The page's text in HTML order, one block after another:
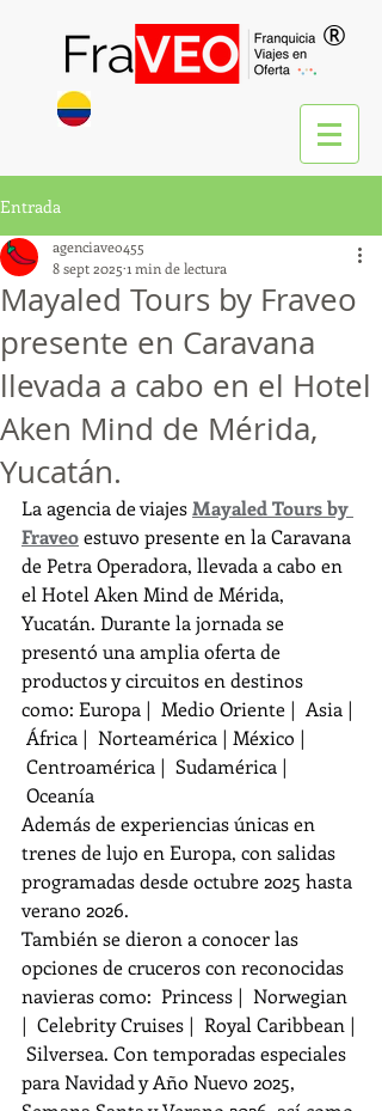
®
Entrada
Mayaled Tours by Fraveo
presente en Caravana
llevada a cabo en el Hotel
Aken Mind de Mérida,
Yucatán.
agenciaveo455
8 sept 2025 1 min de lectura
La agencia de viajes Mayaled Tours by
Fraveo estuvo presente en la Caravana
de Petra Operadora, llevada a cabo en
el Hotel Aken Mind de Mérida,
Yucatán. Durante la jornada se
presentó una amplia oferta de
productos y circuitos en destinos
como: Europa |  Medio Oriente |  Asia |
África |  Norteamérica | México |
Centroamérica |  Sudamérica |
Oceanía
Además de experiencias únicas en
trenes de lujo en Europa, con salidas
programadas desde octubre 2025 hasta
verano 2026.
También se dieron a conocer las
opciones de cruceros con reconocidas
navieras como:  Princess |  Norwegian
|  Celebrity Cruises |  Royal Caribbean |
Silversea. Con temporadas especiales
para Navidad y Año Nuevo 2025,